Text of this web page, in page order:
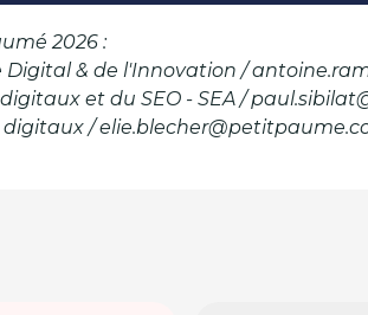
2026 :
Digital & de l'Innovation /
et du SEO - SEA /
digitaux /